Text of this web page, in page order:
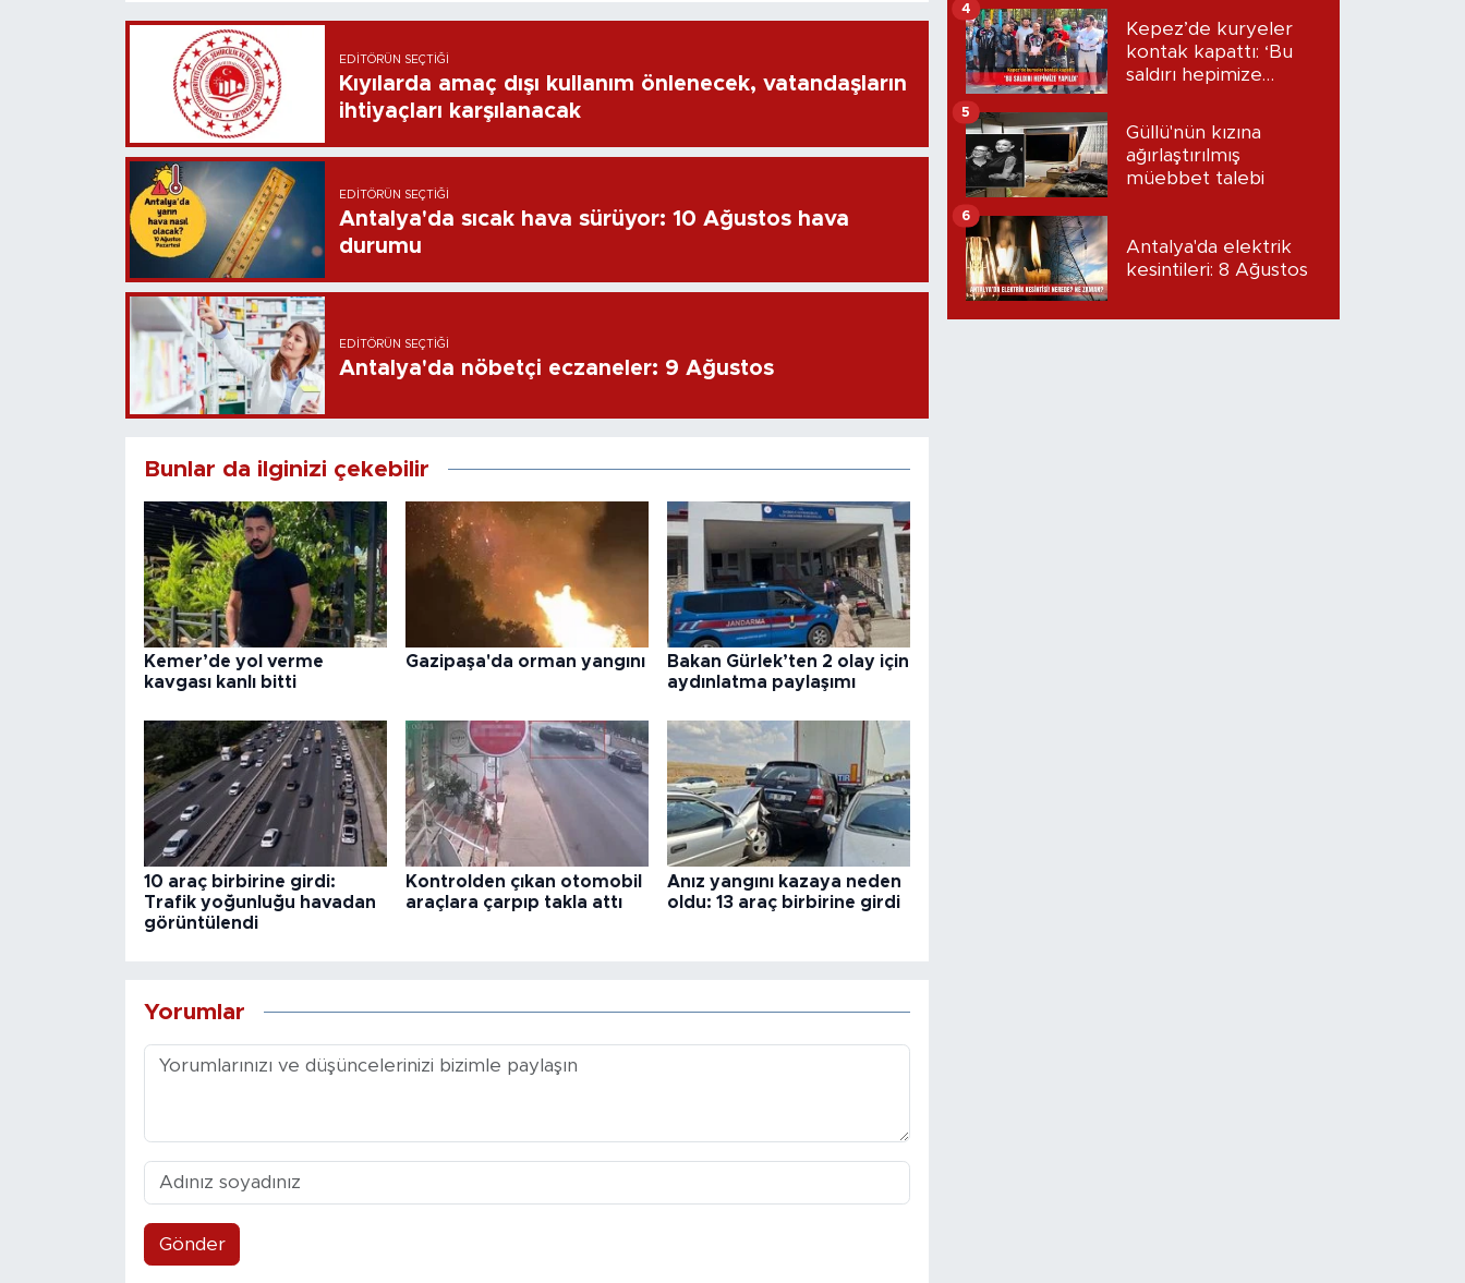
EDITÖRÜN SEÇTIĞI
Kıyılarda amaç dışı kullanım önlenecek, vatandaşların
ihtiyaçları karşılanacak
EDITÖRÜN SEÇTIĞI
Antalya'da sıcak hava sürüyor: 10 Ağustos hava
durumu
EDITÖRÜN SEÇTIĞI
Antalya'da nöbetçi eczaneler: 9 Ağustos
Bunlar da ilginizi çekebilir
Kemer’de yol verme
kavgası kanlı bitti
Gazipaşa'da orman yangını
Bakan Gürlek’ten 2 olay için
aydınlatma paylaşımı
10 araç birbirine girdi:
Trafik yoğunluğu havadan
görüntülendi
Kontrolden çıkan otomobil
araçlara çarpıp takla attı
Anız yangını kazaya neden
oldu: 13 araç birbirine girdi
Yorumlar
Gönder
Kepez’de kuryeler
kontak kapattı: ‘Bu
saldırı hepimize
4
Güllü'nün kızına
ağırlaştırılmış
müebbet talebi
5
Antalya'da elektrik
kesintileri: 8 Ağustos
6